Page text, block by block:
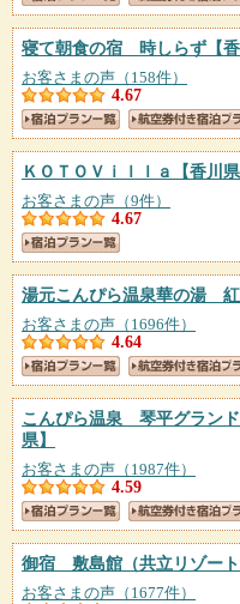
寝て朝食の宿 時しらず 【
お客さまの声（158件）
4.67
ＫＯＴＯＶｉｌｌａ 【香川県
お客さまの声（9件）
4.67
湯元こんぴら温泉華の湯
お客さまの声（1696件）
4.64
こんぴら温泉 琴平グラン
県】
お客さまの声（1987件）
4.59
御宿 敷島館（共立リゾート
お客さまの声（1677件）